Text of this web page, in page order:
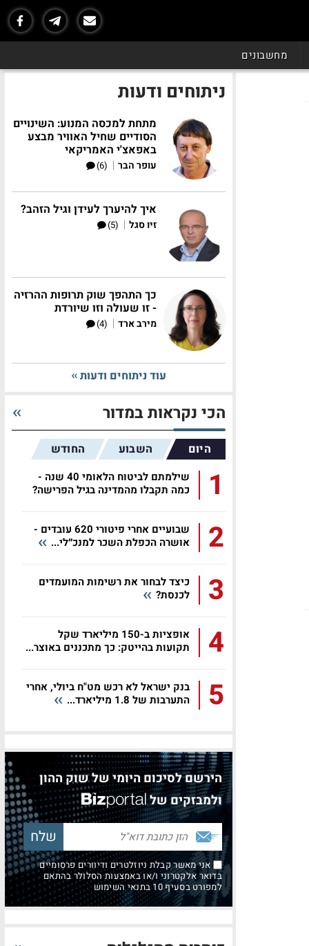
מחשבונים
ניתוחים ודעות
מתחת למכסה המנוע: השינויים
הסודיים שחיל האוויר מבצע
באפאצ'י האמריקאי
עופר הבר |
(6)
איך להיערך לעידן וגיל הזהב?
זיו סגל |
(5)
כך התהפך שוק תרופות ההרזיה
- זו שעולה וזו שיורדת
מירב ארד |
(4)
עוד ניתוחים ודעות
הכי נקראות במדור
היום השבוע החודש
1
שילמתם לביטוח הלאומי 40 שנה -
כמה תקבלו מהמדינה בגיל הפרישה?
2
שבועיים אחרי פיטורי 620 עובדים -
אושרה הכפלת השכר למנכ״לי...
3
כיצד לבחור את רשימות המועמדים
לכנסת?
4
אופציות ב-150 מיליארד שקל
תקועות בהייטק: כך מתכננים באוצר...
5
בנק ישראל לא רכש מט"ח ביולי, אחרי
התערבות של 1.8 מיליארד...
הירשם לסיכום היומי של שוק ההון
ולמבזקים של
אני מאשר קבלת ניוזלטרים ודיוורים פרסומיים
בדואר אלקטרוני ו/או באמצעות הסלולר בהתאם
למפורט בסעיף 10 בתנאי השימוש